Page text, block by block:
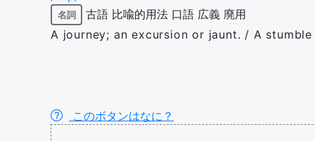
名詞 古語 比喩的用法 口語 広義 廃用
A journey; an excursion or jaunt. / A
このボタンはなに？